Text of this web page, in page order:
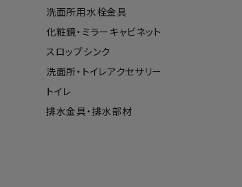
洗面所用水栓金具
化粧鏡・ミラーキャビネット
スロップシンク
洗面所・トイレアクセサリー
トイレ
排水金具・排水部材